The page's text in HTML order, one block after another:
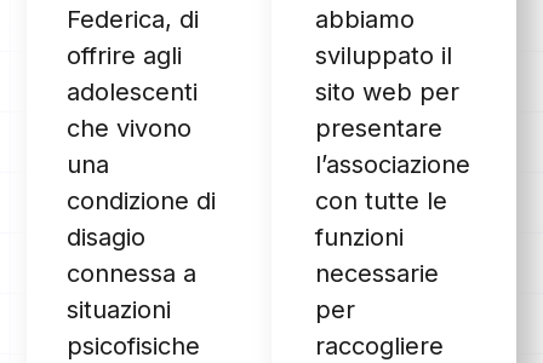
Federica, di
offrire agli
adolescenti
che vivono
una
condizione di
disagio
connessa a
situazioni
psicofisiche
abbiamo
sviluppato il
sito web per
presentare
l’associazione
con tutte le
funzioni
necessarie
per
raccogliere